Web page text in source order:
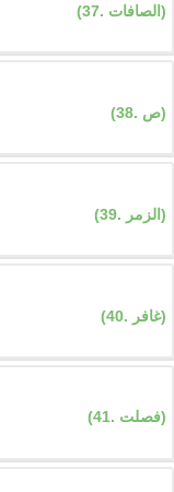
(37. الصافات)
(38. ص)
(39. الزمر)
(40. غافر)
(41. فصلت)